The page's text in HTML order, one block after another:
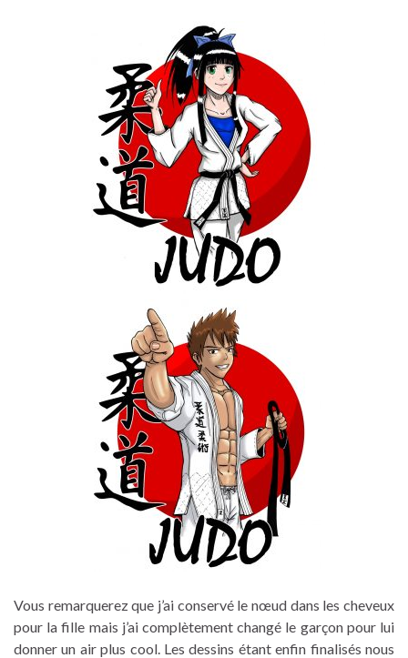
Vous remarquerez que j’ai conservé le nœud dans les cheveux
pour la fille mais j’ai complètement changé le garçon pour lui
donner un air plus cool. Les dessins étant enfin finalisés nous